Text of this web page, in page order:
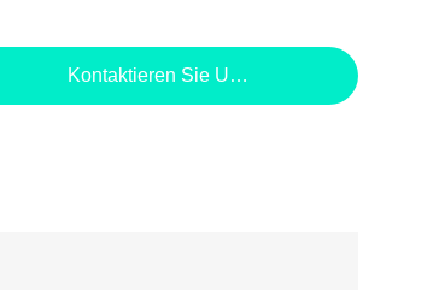
Kontaktieren Sie Uns Jetzt